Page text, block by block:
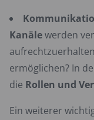
Kanälewerden
ermöglichen? In
die Rollen und
Ein weiterer